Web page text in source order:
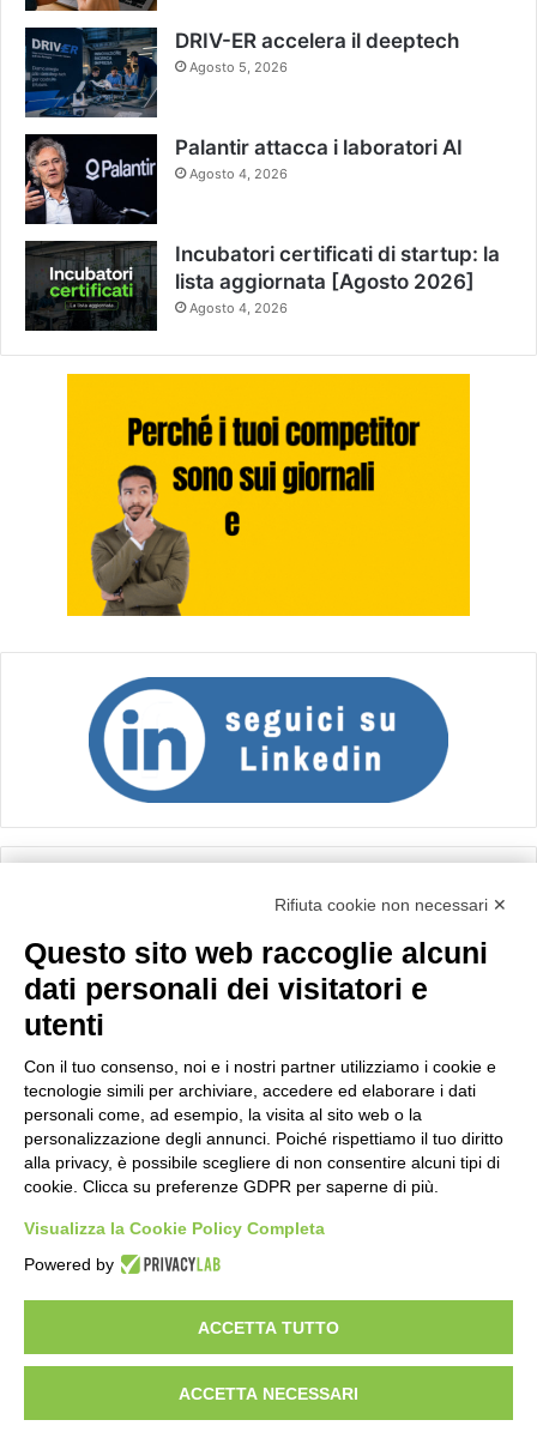
DRIV-ER accelera il deeptech
Agosto 5, 2026
Palantir attacca i laboratori AI
Agosto 4, 2026
Incubatori certificati di startup: la
lista aggiornata [Agosto 2026]
Agosto 4, 2026
Importo netto (€):
Calcola
Scorporo IVA
Importo lordo (€):
Rifiuta cookie non necessari ✕
Questo sito web raccoglie alcuni
dati personali dei visitatori e
utenti
Con il tuo consenso, noi e i nostri partner utilizziamo i cookie e
tecnologie simili per archiviare, accedere ed elaborare i dati
personali come, ad esempio, la visita al sito web o la
personalizzazione degli annunci. Poiché rispettiamo il tuo diritto
alla privacy, è possibile scegliere di non consentire alcuni tipi di
cookie. Clicca su preferenze GDPR per saperne di più.
Visualizza la Cookie Policy Completa
Powered by
ACCETTA TUTTO
ACCETTA NECESSARI